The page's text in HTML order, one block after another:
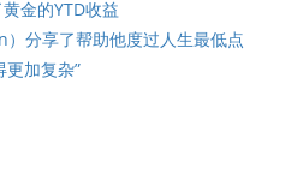
金的YTD收益
分享了帮助他度过人生最低点
更加复杂”